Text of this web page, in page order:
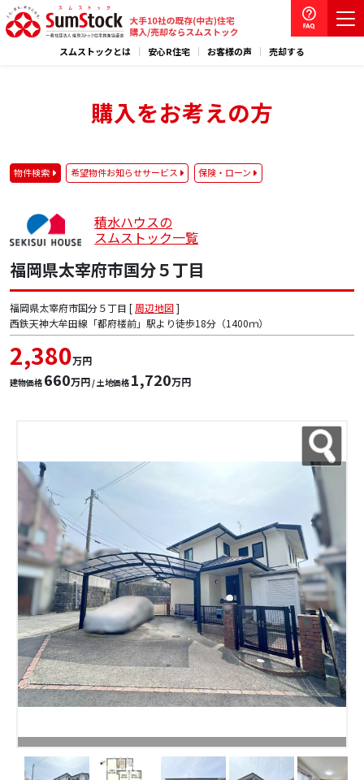
スムストックとは 安心R住宅 お客様の声 売却する
購入をお考えの方
物件検索 希望物件お知らせサービス 保険・ローン
積水ハウスの
スムストック一覧
福岡県太宰府市国分５丁目
福岡県太宰府市国分５丁目 [ 周辺地図]
西鉄天神大牟田線「都府楼前」駅より徒歩18分（1400ｍ）
2,380万円
建物価格 660万円 / 土地価格 1,720万円